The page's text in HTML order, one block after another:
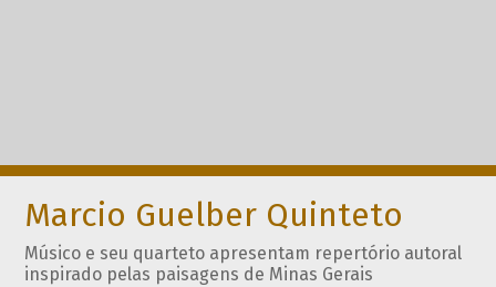
Marcio Guelber Quinteto
Músico e seu quarteto apresentam repertório autoral
inspirado pelas paisagens de Minas Gerais